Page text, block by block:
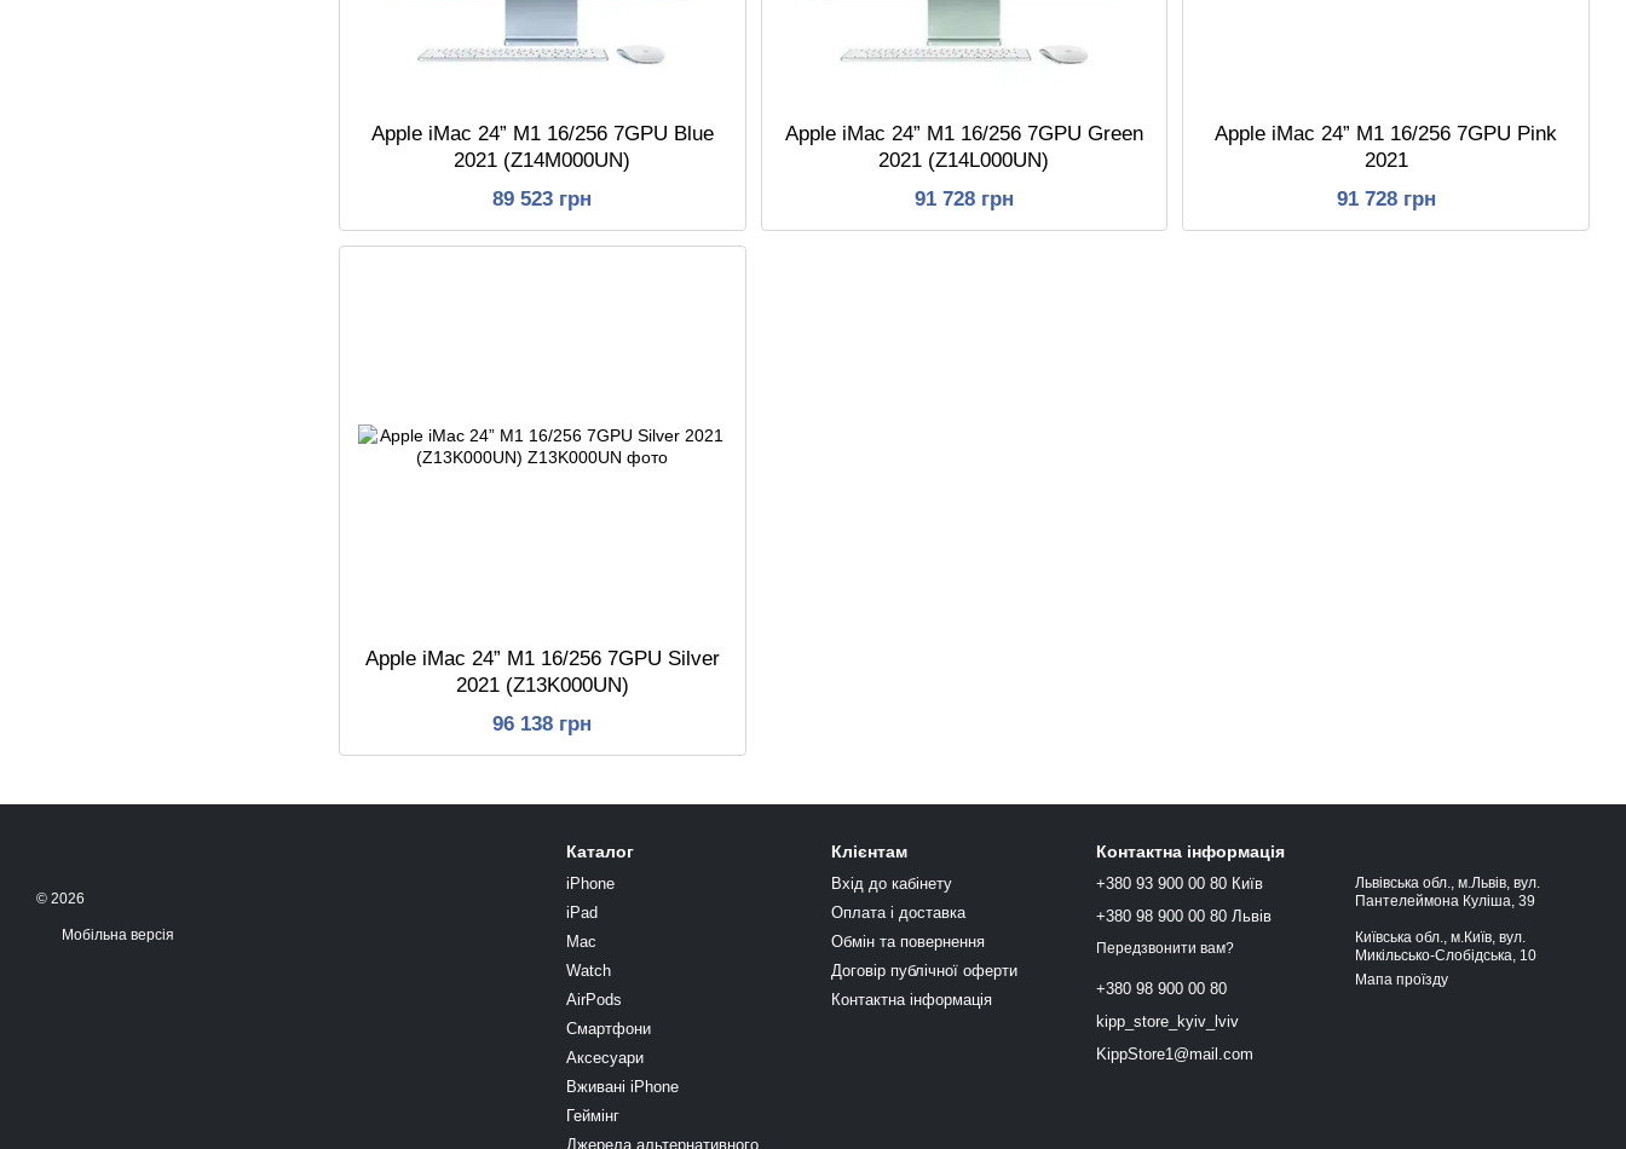
Apple iMac 24” M1 16/256 7GPU Blue
2021 (Z14M000UN)
89 523 грн
Apple iMac 24” M1 16/256 7GPU Green
2021 (Z14L000UN)
91 728 грн
Apple iMac 24” M1 16/256 7GPU Pink
2021
91 728 грн
Apple iMac 24” M1 16/256 7GPU Silver
2021 (Z13K000UN)
96 138 грн
© 2026
Мобільна версія
Каталог
iPhone
iPad
Mac
Watch
AirPods
Смартфони
Аксесуари
Вживані iPhone
Геймінг
Джерела альтернативного
Клієнтам
Вхід до кабінету
Оплата і доставка
Обмін та повернення
Договір публічної оферти
Контактна інформація
Контактна інформація
+380 93 900 00 80 Київ
+380 98 900 00 80 Львів
Передзвонити вам?
+380 98 900 00 80
kipp_store_kyiv_lviv
KippStore1@mail.com
Львівська обл., м.Львів, вул.
Пантелеймона Куліша, 39
Київська обл., м.Київ, вул.
Микільсько-Слобідська, 10
Мапа проїзду